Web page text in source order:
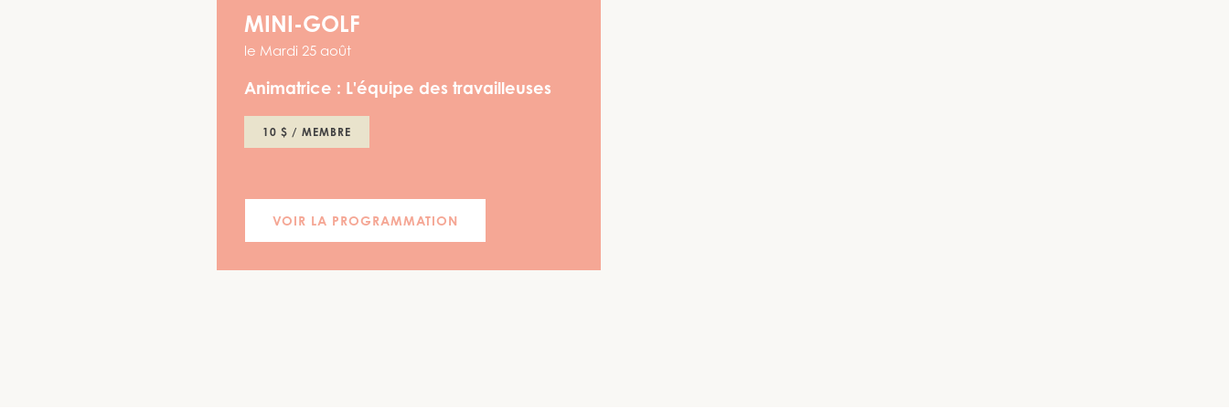
MINI-GOLF
le Mardi 25 août
Animatrice : L'équipe des travailleuses
10 $ / MEMBRE
VOIR LA PROGRAMMATION